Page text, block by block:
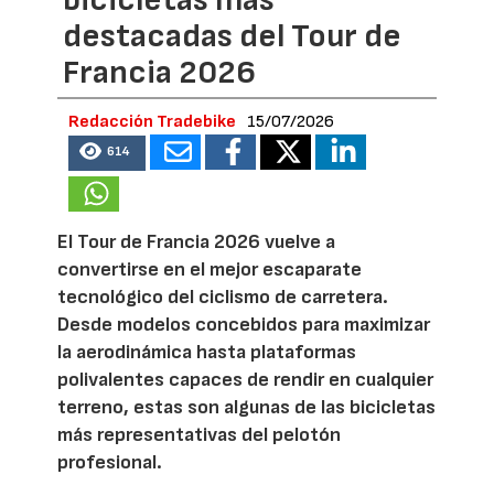
destacadas del Tour de
Francia 2026
Redacción Tradebike 15/07/2026
614
El Tour de Francia 2026 vuelve a
convertirse en el mejor escaparate
tecnológico del ciclismo de carretera.
Desde modelos concebidos para maximizar
la aerodinámica hasta plataformas
polivalentes capaces de rendir en cualquier
terreno, estas son algunas de las bicicletas
más representativas del pelotón
profesional.